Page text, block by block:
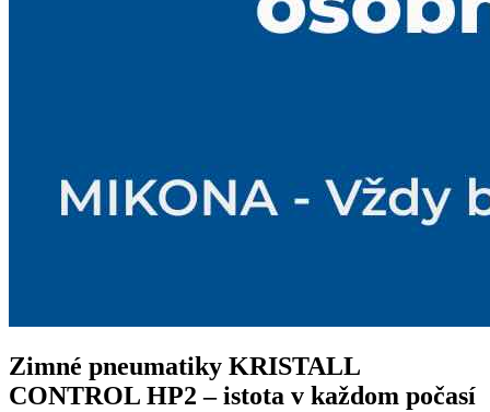
Zimné pneumatiky KRISTALL
CONTROL HP2 – istota v každom počasí